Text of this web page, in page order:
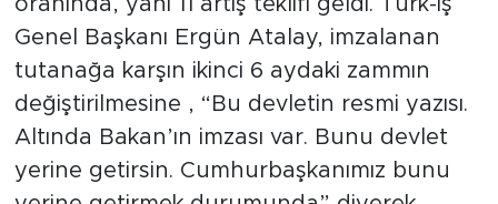
Genel Başkanı Ergün Atalay, imzalanan
tutanağa karşın ikinci 6 aydaki zammın
değiştirilmesine , “Bu devletin resmi yazısı.
Altında Bakan’ın imzası var. Bunu devlet
yerine getirsin. Cumhurbaşkanımız bunu